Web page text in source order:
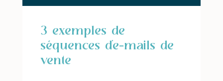
3 exemples de
séquences d’e-mails de
vente